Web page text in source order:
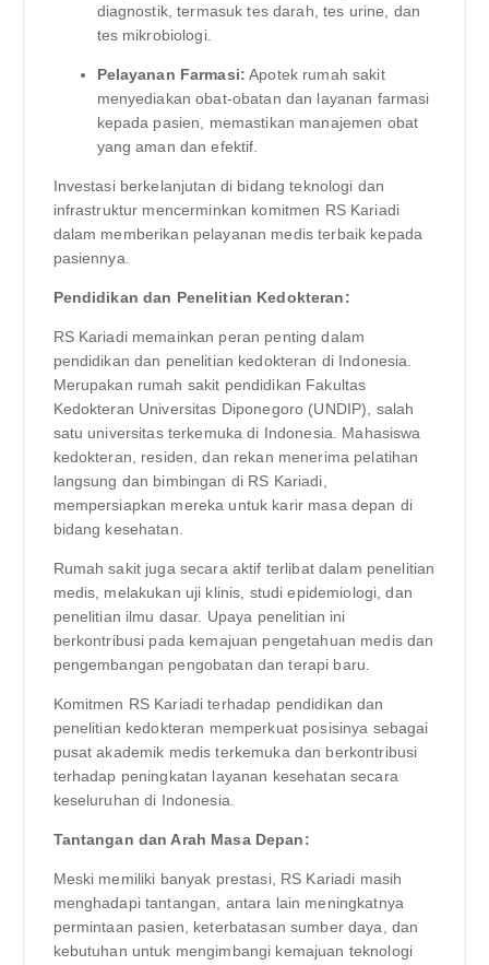
diagnostik, termasuk tes darah, tes urine, dan
tes mikrobiologi.
Pelayanan Farmasi: Apotek rumah sakit
menyediakan obat-obatan dan layanan farmasi
kepada pasien, memastikan manajemen obat
yang aman dan efektif.
Investasi berkelanjutan di bidang teknologi dan
infrastruktur mencerminkan komitmen RS Kariadi
dalam memberikan pelayanan medis terbaik kepada
pasiennya.
Pendidikan dan Penelitian Kedokteran:
RS Kariadi memainkan peran penting dalam
pendidikan dan penelitian kedokteran di Indonesia.
Merupakan rumah sakit pendidikan Fakultas
Kedokteran Universitas Diponegoro (UNDIP), salah
satu universitas terkemuka di Indonesia. Mahasiswa
kedokteran, residen, dan rekan menerima pelatihan
langsung dan bimbingan di RS Kariadi,
mempersiapkan mereka untuk karir masa depan di
bidang kesehatan.
Rumah sakit juga secara aktif terlibat dalam penelitian
medis, melakukan uji klinis, studi epidemiologi, dan
penelitian ilmu dasar. Upaya penelitian ini
berkontribusi pada kemajuan pengetahuan medis dan
pengembangan pengobatan dan terapi baru.
Komitmen RS Kariadi terhadap pendidikan dan
penelitian kedokteran memperkuat posisinya sebagai
pusat akademik medis terkemuka dan berkontribusi
terhadap peningkatan layanan kesehatan secara
keseluruhan di Indonesia.
Tantangan dan Arah Masa Depan:
Meski memiliki banyak prestasi, RS Kariadi masih
menghadapi tantangan, antara lain meningkatnya
permintaan pasien, keterbatasan sumber daya, dan
kebutuhan untuk mengimbangi kemajuan teknologi